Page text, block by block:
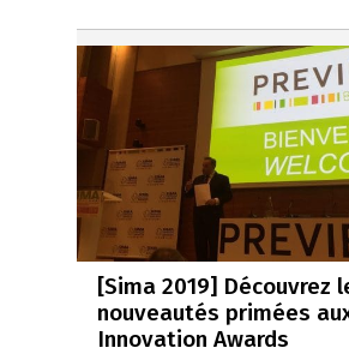
[Sima 2019] Découvrez
nouveautés primées
Innovation Awards